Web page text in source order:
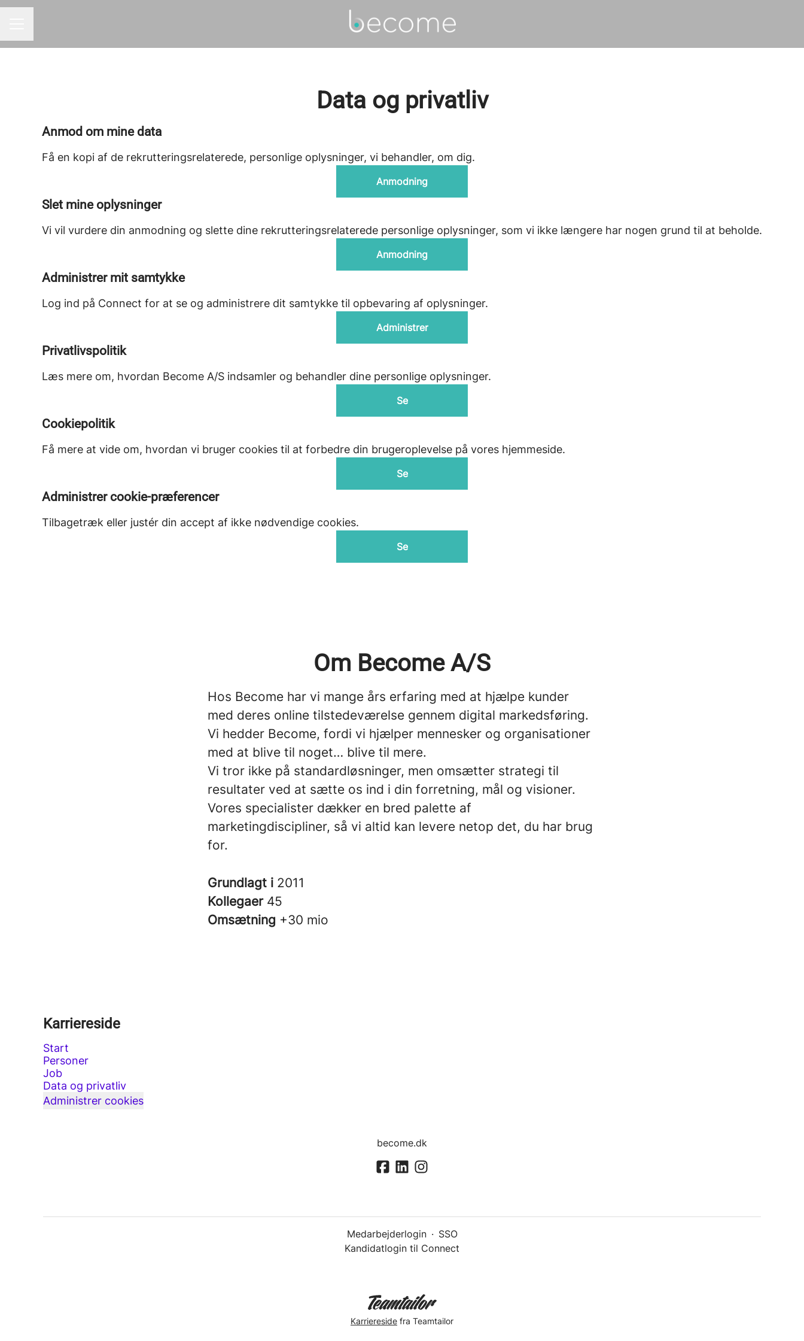
Data og privatliv
Anmod om mine data
Få en kopi af de rekrutteringsrelaterede, personlige oplysninger, vi behandler, om dig.
Anmodning
Slet mine oplysninger
Vi vil vurdere din anmodning og slette dine rekrutteringsrelaterede personlige oplysninger, som vi ikke længere har nogen grund til at beholde.
Anmodning
Administrer mit samtykke
Log ind på Connect for at se og administrere dit samtykke til opbevaring af oplysninger.
Administrer
Privatlivspolitik
Læs mere om, hvordan Become A/S indsamler og behandler dine personlige oplysninger.
Se
Cookiepolitik
Få mere at vide om, hvordan vi bruger cookies til at forbedre din brugeroplevelse på vores hjemmeside.
Se
Administrer cookie-præferencer
Tilbagetræk eller justér din accept af ikke nødvendige cookies.
Se
Om Become A/S
Hos Become har vi mange års erfaring med at hjælpe kunder
med deres online tilstedeværelse gennem digital markedsføring.
Vi hedder Become, fordi vi hjælper mennesker og organisationer
med at blive til noget… blive til mere.
Vi tror ikke på standardløsninger, men omsætter strategi til
resultater ved at sætte os ind i din forretning, mål og visioner.
Vores specialister dækker en bred palette af
marketingdiscipliner, så vi altid kan levere netop det, du har brug
for.
Grundlagt i 2011
Kollegaer 45
Omsætning +30 mio
Karriereside
Start
Personer
Job
Data og privatliv
Administrer cookies
become.dk
Medarbejderlogin · SSO
Kandidatlogin til Connect
Karriereside fra Teamtailor